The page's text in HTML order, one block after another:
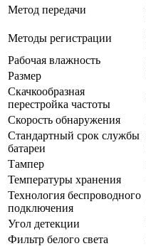
Метод передачи
Методы регистрации
Рабочая влажность
Размер
Скачкообразная
перестройка частоты
Скорость обнаружения
Стандартный срок службы
батареи
Тампер
Температуры хранения
Технология беспроводного
подключения
Угол детекции
Фильтр белого света